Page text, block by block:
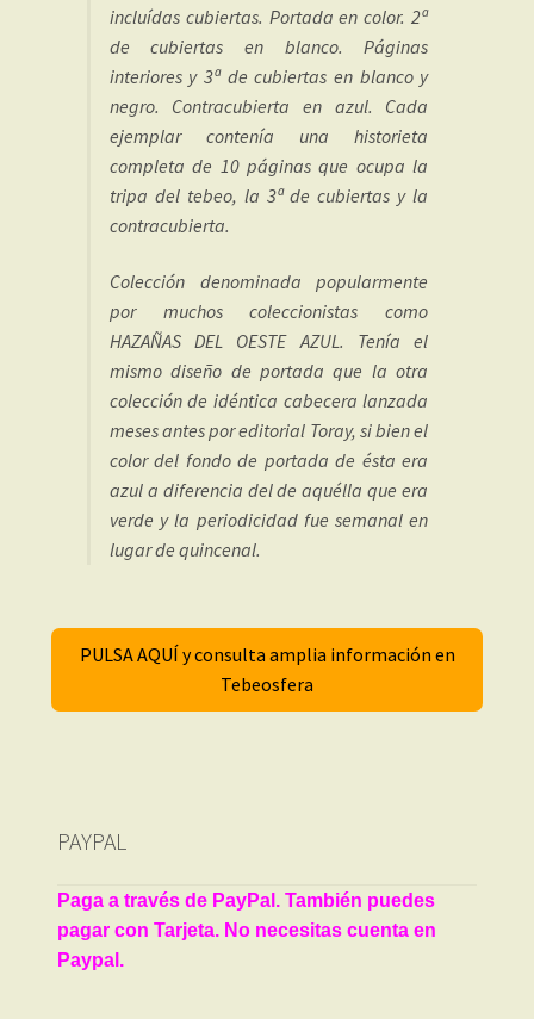
incluídas cubiertas. Portada en color. 2ª
de cubiertas en blanco. Páginas
interiores y 3ª de cubiertas en blanco y
negro. Contracubierta en azul. Cada
ejemplar contenía una historieta
completa de 10 páginas que ocupa la
tripa del tebeo, la 3ª de cubiertas y la
contracubierta.
Colección denominada popularmente
por muchos coleccionistas como
HAZAÑAS DEL OESTE AZUL. Tenía el
mismo diseño de portada que la otra
colección de idéntica cabecera lanzada
meses antes por editorial Toray, si bien el
color del fondo de portada de ésta era
azul a diferencia del de aquélla que era
verde y la periodicidad fue semanal en
lugar de quincenal.
PULSA AQUÍ y consulta amplia información en
Tebeosfera
PAYPAL
Paga a través de PayPal. También puedes
pagar con Tarjeta. No necesitas cuenta en
Paypal.